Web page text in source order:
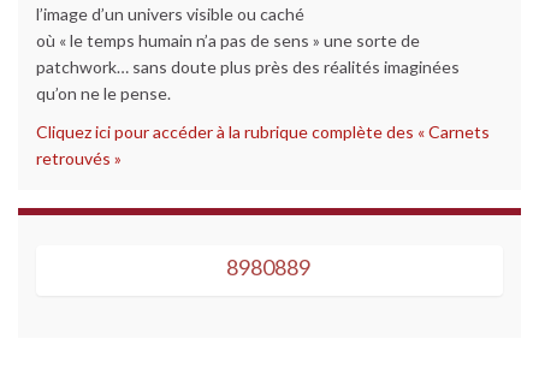
l’image d’un univers visible ou caché
où « le temps humain n’a pas de sens » une sorte de
patchwork… sans doute plus près des réalités imaginées
qu’on ne le pense.
Cliquez ici pour accéder à la rubrique complète des « Carnets
retrouvés »
8980889